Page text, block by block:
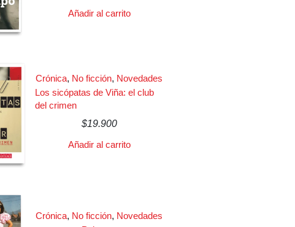
Añadir al carrito
Crónica, No ficción, Novedades
Los sicópatas de Viña: el club
del crimen
$19.900
Añadir al carrito
Crónica, No ficción, Novedades